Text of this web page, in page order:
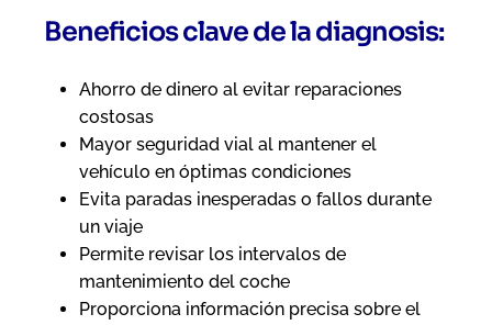
Beneficios clave de la diagnosis:
Ahorro de dinero al evitar reparaciones
costosas
Mayor seguridad vial al mantener el
vehículo en óptimas condiciones
Evita paradas inesperadas o fallos durante
un viaje
Permite revisar los intervalos de
mantenimiento del coche
Proporciona información precisa sobre el